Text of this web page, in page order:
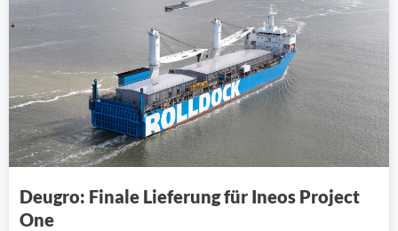
Deugro: Finale Lieferung für Ineos Project
One